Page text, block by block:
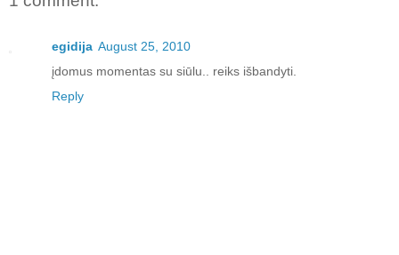
egidija August 25, 2010
įdomus momentas su siūlu.. reiks išbandyti.
Reply